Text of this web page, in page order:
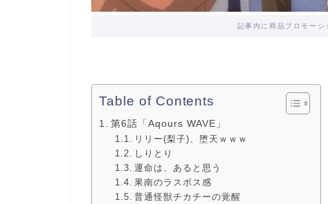
記事内に商品プロモーシ
Table of Contents
第6話「Aqours WAVE」
リリー(梨子)、堕天ｗｗｗ
しりとり
運命は、あると思う
果南のラスボス感
普通怪獣チカチーの覚醒